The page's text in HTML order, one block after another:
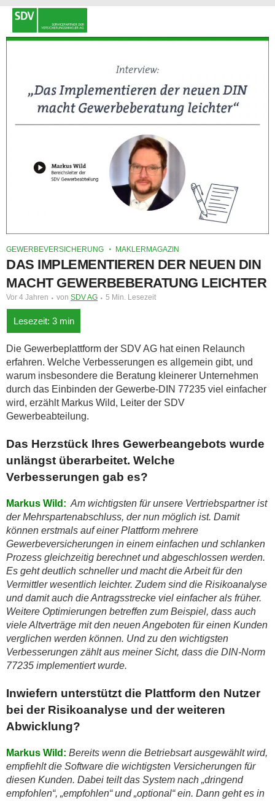
GEWERBEVERSICHERUNG MAKLERMAGAZIN
DAS IMPLEMENTIEREN DER NEUEN DIN
MACHT GEWERBEBERATUNG LEICHTER
Vor 4 Jahren von SDV AG 5 Min. Lesezeit
Die Gewerbeplattform der SDV AG hat einen Relaunch
erfahren. Welche Verbesserungen es allgemein gibt, und
warum insbesondere die Beratung kleinerer Unternehmen
durch das Einbinden der Gewerbe-DIN 77235 viel einfacher
wird, erzählt Markus Wild, Leiter der SDV
Gewerbeabteilung.
Das Herzstück Ihres Gewerbeangebots wurde
unlängst überarbeitet. Welche
Verbesserungen gab es?
Markus Wild: Am wichtigsten für unsere Vertriebspartner ist
der Mehrspartenabschluss, der nun möglich ist. Damit
können erstmals auf einer Plattform mehrere
Gewerbeversicherungen in einem einfachen und schlanken
Prozess gleichzeitig berechnet und abgeschlossen werden.
Es geht deutlich schneller und macht die Arbeit für den
Vermittler wesentlich leichter. Zudem sind die Risikoanalyse
und damit auch die Antragsstrecke viel einfacher als früher.
Weitere Optimierungen betreffen zum Beispiel, dass auch
viele Altverträge mit den neuen Angeboten für einen Kunden
verglichen werden können. Und zu den wichtigsten
Verbesserungen zählt aus meiner Sicht, dass die DIN-Norm
77235 implementiert wurde.
Inwiefern unterstützt die Plattform den Nutzer
bei der Risikoanalyse und der weiteren
Abwicklung?
Markus Wild: Bereits wenn die Betriebsart ausgewählt wird,
empfiehlt die Software die wichtigsten Versicherungen für
diesen Kunden. Dabei teilt das System nach „dringend
empfohlen“, „empfohlen“ und „optional“ ein. Dann geht es in